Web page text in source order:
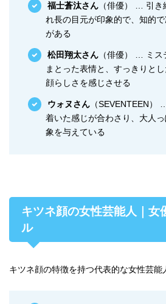
福士蒼汰さん（俳優） … 引き
れ長の目元が印象的で、知的
がある
松田翔太さん（俳優） … ミス
まとった表情と、すっきりと
顔らしさを感じさせる
ウォヌさん（SEVENTEEN）
着いた感じが合わさり、大人
象を与えている
キツネ顔の女性芸能人｜女
ル
キツネ顔の特徴を持つ代表的な女性芸能